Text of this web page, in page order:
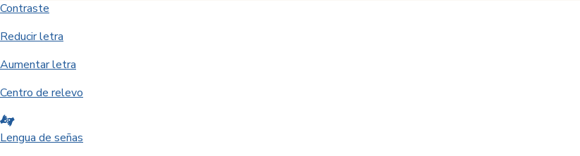
Contraste
Reducir letra
Aumentar letra
Centro de relevo
Lengua de señas